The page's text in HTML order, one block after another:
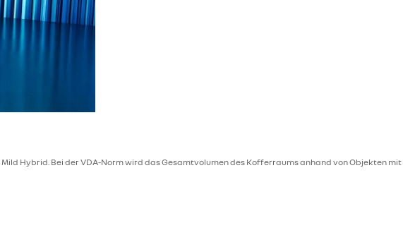
Mild Hybrid. Bei der VDA-Norm wird das Gesamtvolumen des Kofferraums anhand von Objekten